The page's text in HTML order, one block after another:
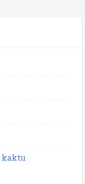
kaktu